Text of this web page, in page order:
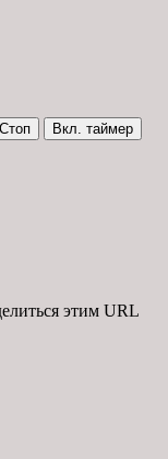
Стоп Вкл. таймер
этим URL